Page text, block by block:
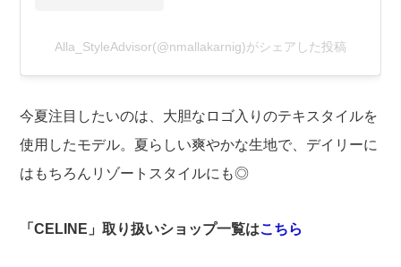
Alla_StyleAdvisor(@nmallakarnig)がシェアした投稿
今夏注目したいのは、大胆なロゴ入りのテキスタイルを
使用したモデル。夏らしい爽やかな生地で、デイリーに
はもちろんリゾートスタイルにも◎
「CELINE」取り扱いショップ一覧はこちら